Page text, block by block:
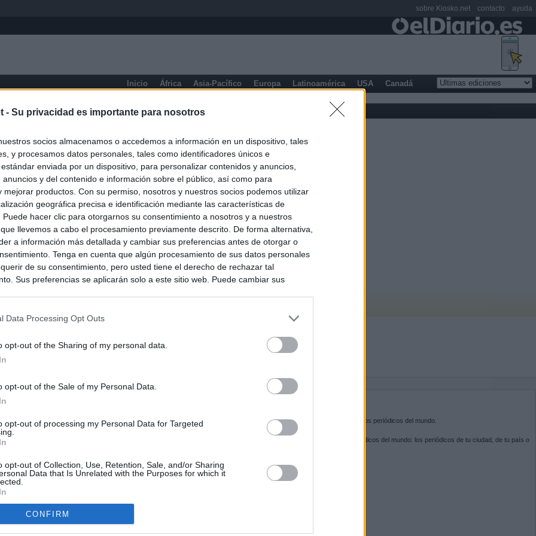
- Su privacidad es importante para nosotros
socios almacenamos o accedemos a información en un dispositivo, tales
y procesamos datos personales, tales como identificadores únicos e
enviada por un dispositivo, para personalizar contenidos y anuncios,
anuncios y del contenido e información sobre el público, así como para
mejorar productos. Con su permiso, nosotros y nuestros socios podemos utilizar
geográfica precisa e identificación mediante las características de
Puede hacer clic para otorgarnos su consentimiento a nosotros y a nuestros
llevemos a cabo el procesamiento previamente descrito. De forma alternativa,
a información más detallada y cambiar sus preferencias antes de otorgar o
Tenga en cuenta que algún procesamiento de sus datos personales
de su consentimiento, pero usted tiene el derecho de rechazar tal
Sus preferencias se aplicarán solo a este sitio web. Puede cambiar sus
Data Processing Opt Outs
opt-out of the Sharing of my personal data.
opt-out of the Sale of my Personal Data.
opt-out of processing my Personal Data for Targeted
opt-out of Collection, Use, Retention, Sale, and/or Sharing
Data that Is Unrelated with the Purposes for which it
CONFIRM
Inicio África Asia-Pacífico Europa Latinoamérica USA Canadá
Prensa de Información General
Ayuso señaló por la compra del ático: "Lo que no se dice es
residencia oficial para la presidenta"
Ayuso no puede destinar directamente la venta del ático de
por los incendios
Kiosko.netes la puerta de entrada a los periódicos del mundo.
Navega por las portadas de los periódicos del mundo: los periódicos de tu ciudad, de tu país o
SÍGUENOS
sobre Kiosko.net contacto ayuda